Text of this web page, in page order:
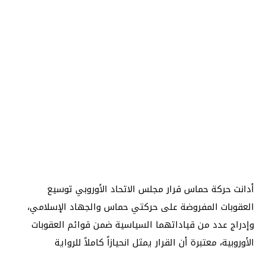
أدانت حركة حماس قرار مجلس الاتحاد الأوروبي توسيع
العقوبات المفروضة على حركتي حماس والجهاد الإسلامي،
وإدراج عدد من قياداتهما السياسية ضمن قوائم العقوبات
الأوروبية، معتبرة أن القرار يمثل انحيازاً كاملاً للرواية